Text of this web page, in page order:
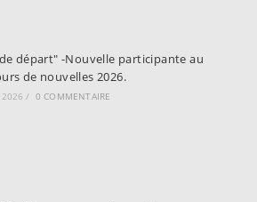
départ" -Nouvelle participante au
de nouvelles 2026.
/ 0 COMMENTAIRE